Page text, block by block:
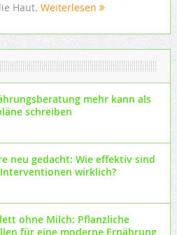
Haut. Weiterlesen
mehr kann als
schreiben
neu gedacht: Wie effektiv sind
wirklich?
ohne Milch: Pflanzliche
für eine moderne Ernährung